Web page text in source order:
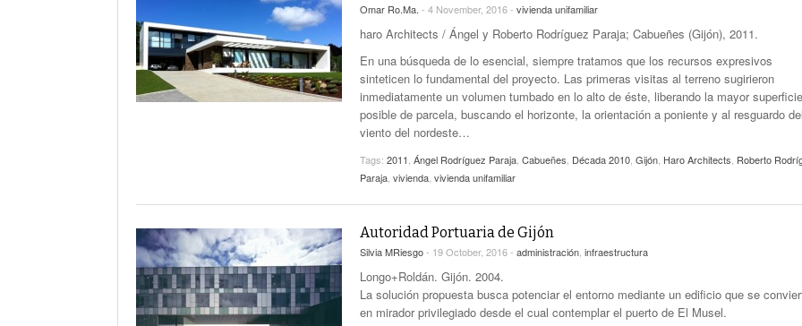
Omar Ro.Ma. - 4 November, 2016 - vivienda unifamiliar
haro Architects / Ángel y Roberto Rodríguez Paraja; Cabueñes (Gijón), 2011.
En una búsqueda de lo esencial, siempre tratamos que los recursos expresivos
sinteticen lo fundamental del proyecto. Las primeras visitas al terreno sugirieron
inmediatamente un volumen tumbado en lo alto de éste, liberando la mayor superficie
posible de parcela, buscando el horizonte, la orientación a poniente y al resguardo del
viento del nordeste…
Tags: 2011 Ángel Rodríguez Paraja Cabueñes Década 2010 Gijón Haro Architects Roberto
Paraja vivienda vivienda unifamiliar
Autoridad Portuaria de Gijón
Silvia MRiesgo- 19 October, 2016 - administración infraestructura
Longo+Roldán. Gijón. 2004.
La solución propuesta busca potenciar el entorno mediante un edificio que se
en mirador privilegiado desde el cual contemplar el puerto de El Musel.